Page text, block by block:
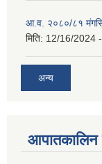
आ.व. २०८०/८१
मिति: 12/16/2024
अन्य
आपातकालिन